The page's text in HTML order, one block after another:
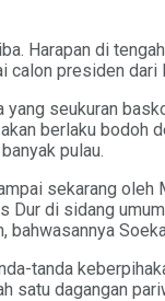
Harapan di
presiden dari
seukuran
berlaku bodoh
pulau.
sekarang
di sidang
bahwasannya
tanda
satu dagangan